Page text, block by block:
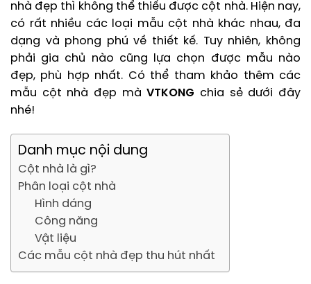
nhà đẹp thì không thể thiếu được cột nhà. Hiện nay,
có rất nhiều các loại mẫu cột nhà khác nhau, đa
dạng và phong phú về thiết kế. Tuy nhiên, không
phải gia chủ nào cũng lựa chọn được mẫu nào
đẹp, phù hợp nhất. Có thể tham khảo thêm các
mẫu cột nhà đẹp màVTKONG chia sẻ dưới đây
nhé!
Danh mục nội dung
Cột nhà là gì?
Phân loại cột nhà
Hình dáng
Công năng
Vật liệu
Các mẫu cột nhà đẹp thu hút nhất